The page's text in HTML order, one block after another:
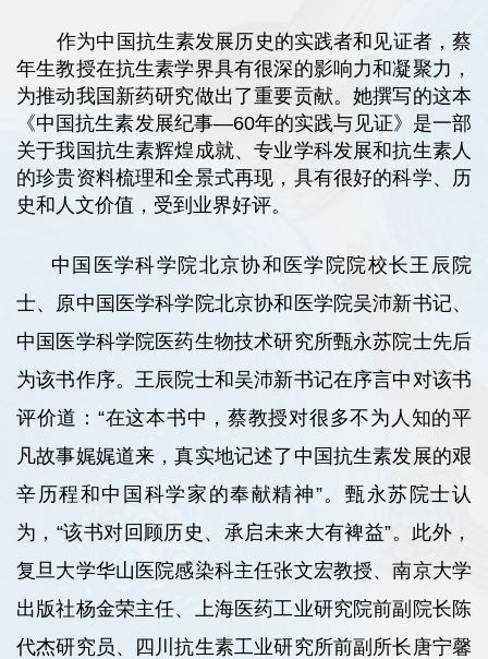
作为中国抗生素发展历史的实践者和见证者，蔡
年生教授在抗生素学界具有很深的影响力和凝聚力，
为推动我国新药研究做出了重要贡献。她撰写的这本
《中国抗生素发展纪事—60年的实践与见证》是一部
关于我国抗生素辉煌成就、专业学科发展和抗生素人
的珍贵资料梳理和全景式再现，具有很好的科学、历
史和人文价值，受到业界好评。
中国医学科学院北京协和医学院院校长王辰院
士、原中国医学科学院北京协和医学院吴沛新书记、
中国医学科学院医药生物技术研究所甄永苏院士先后
为该书作序。王辰院士和吴沛新书记在序言中对该书
评价道：“在这本书中，蔡教授对很多不为人知的平
凡故事娓娓道来，真实地记述了中国抗生素发展的艰
辛历程和中国科学家的奉献精神”。甄永苏院士认
为，“该书对回顾历史、承启未来大有裨益”。此外，
复旦大学华山医院感染科主任张文宏教授、南京大学
出版社杨金荣主任、上海医药工业研究院前副院长陈
代杰研究员、四川抗生素工业研究所前副所长唐宁馨